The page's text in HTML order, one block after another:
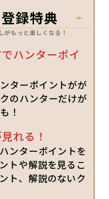
録特典
がもっと楽しくなる！
ハンターポイ
ターポイントがが
のハンターだけが
！
れる！
ンターポイントを
トや解説を見るこ
ト、解説のないク